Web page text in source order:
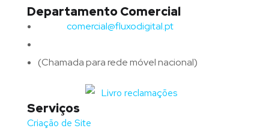
Departamento Comercial
comercial@fluxodigital.pt
(Chamada para rede móvel nacional)
Serviços
Criação de Site